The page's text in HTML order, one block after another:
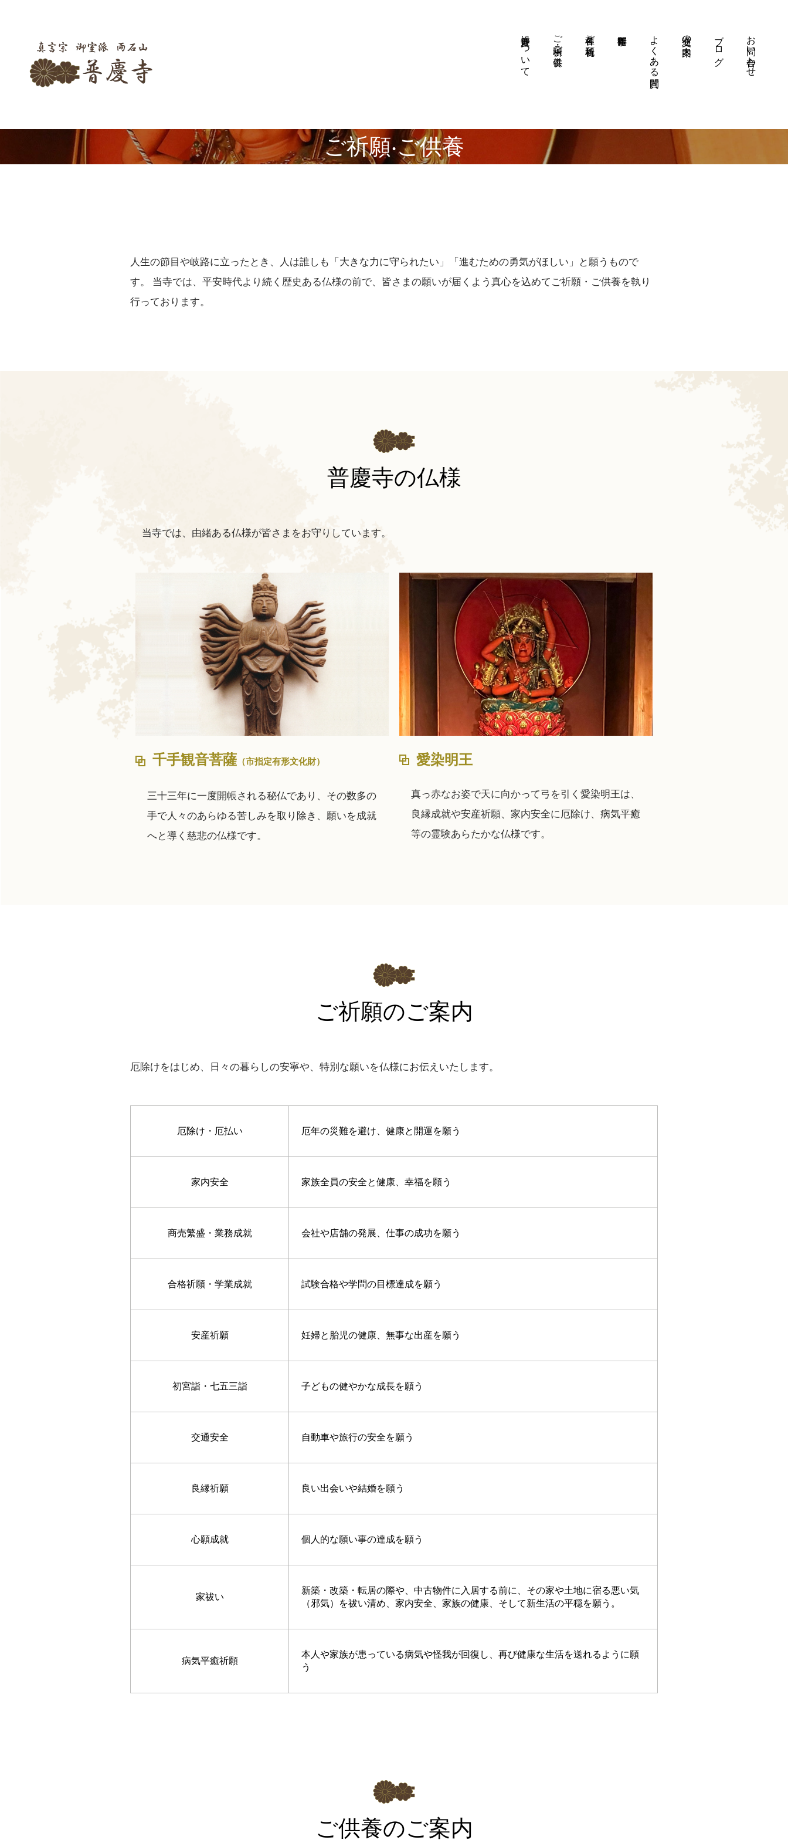
普慶寺について ご祈願・ご供養 各種ご祈願札 よくある質問 交通の案内 ブログ お問い合わせ
ご祈願‧ご供養
人生の節目や岐路に立ったとき、人は誰しも「大きな力に守られたい」「進むための勇気がほしい」と願うもので
す。 当寺では、平安時代より続く歴史ある仏様の前で、皆さまの願いが届くよう真心を込めてご祈願・ご供養を執り
行っております。
普慶寺の仏様
当寺では、由緒ある仏様が皆さまをお守りしています。
千手観音菩薩（市指定有形文化財）
三十三年に一度開帳される秘仏であり、その数多の
手で人々のあらゆる苦しみを取り除き、願いを成就
へと導く慈悲の仏様です。
愛染明王
真っ赤なお姿で天に向かって弓を引く愛染明王は、
良縁成就や安産祈願、家内安全に厄除け、病気平癒
等の霊験あらたかな仏様です。
ご祈願のご案内
厄除けをはじめ、日々の暮らしの安寧や、特別な願いを仏様にお伝えいたします。
厄除け・厄払い 厄年の災難を避け、健康と開運を願う
家内安全 家族全員の安全と健康、幸福を願う
商売繁盛・業務成就 会社や店舗の発展、仕事の成功を願う
合格祈願・学業成就 試験合格や学問の目標達成を願う
安産祈願 妊婦と胎児の健康、無事な出産を願う
初宮詣・七五三詣 子どもの健やかな成長を願う
交通安全 自動車や旅行の安全を願う
良縁祈願 良い出会いや結婚を願う
心願成就 個人的な願い事の達成を願う
家祓い
新築・改築・転居の際や、中古物件に入居する前に、その家や土地に宿る悪い気
（邪気）を祓い清め、家内安全、家族の健康、そして新生活の平穏を願う。
病気平癒祈願
本人や家族が患っている病気や怪我が回復し、再び健康な生活を送れるように願
う
ご供養のご案内